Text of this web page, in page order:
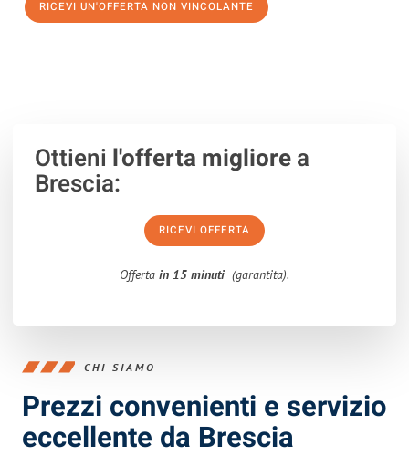
RICEVI UN'OFFERTA NON VINCOLANTE
Ottieni l'offerta migliorea
Brescia:
RICEVI OFFERTA
Offerta in 15 minuti (garantita).
CHI SIAMO
Prezzi convenienti e servizio
eccellente da Brescia